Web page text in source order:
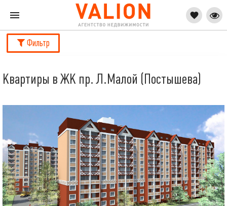
Фильтр
Квартиры в ЖК пр. Л.Малой (Постышева)